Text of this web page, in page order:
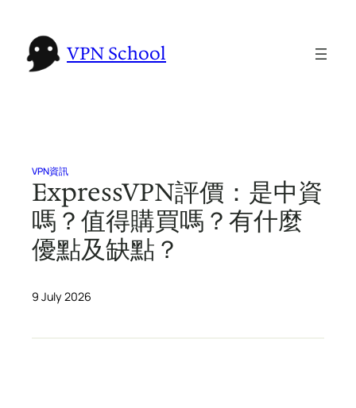
content
VPN School
VPN資訊
ExpressVPN評價：是中資
嗎？值得購買嗎？有什麼
優點及缺點？
9 July 2026